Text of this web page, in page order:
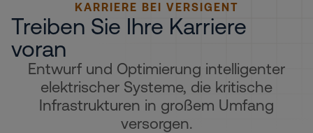
KARRIERE BEI VERSIGENT
Treiben Sie Ihre Karriere
voran
Entwurf und Optimierung intelligenter
elektrischer Systeme, die kritische
Infrastrukturen in großem Umfang
versorgen.